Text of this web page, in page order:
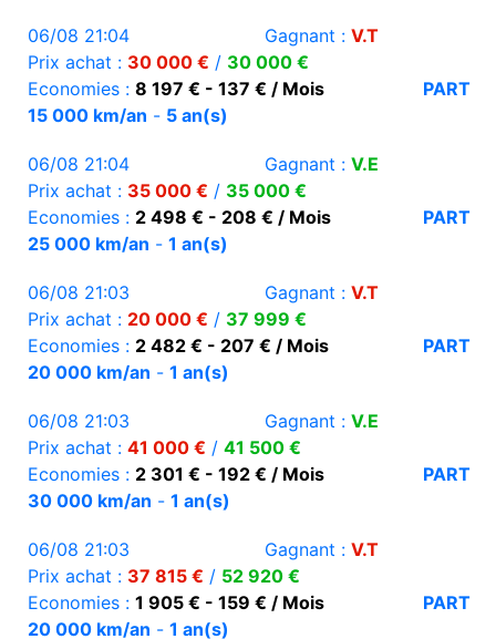
06/08 21:04 Gagnant : V.T
Prix achat : 30 000 € / 30 000 €
Economies : 8 197 € - 137 € / Mois
PART
15 000 km/an - 5 an(s)
06/08 21:04 Gagnant : V.E
Prix achat : 35 000 € / 35 000 €
Economies : 2 498 € - 208 € / Mois
PART
25 000 km/an - 1 an(s)
06/08 21:03 Gagnant : V.T
Prix achat : 20 000 € / 37 999 €
Economies : 2 482 € - 207 € / Mois
PART
20 000 km/an - 1 an(s)
06/08 21:03 Gagnant : V.E
Prix achat : 41 000 € / 41 500 €
Economies : 2 301 € - 192 € / Mois
PART
30 000 km/an - 1 an(s)
06/08 21:03 Gagnant : V.T
Prix achat : 37 815 € / 52 920 €
Economies : 1 905 € - 159 € / Mois
PART
20 000 km/an - 1 an(s)